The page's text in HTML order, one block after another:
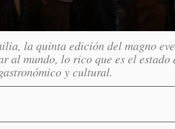
la quinta edición del magno
al mundo, lo rico que es el estado
y cultural.